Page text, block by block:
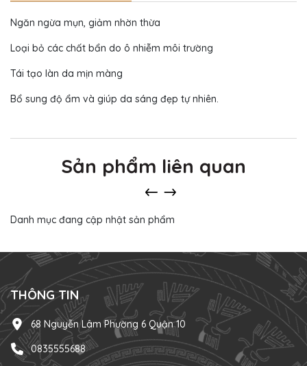
Ngăn ngừa mụn, giảm nhờn thừa
Loại bỏ các chất bẩn do ô nhiễm môi trường
Tái tạo làn da mịn màng
Bổ sung độ ẩm và giúp da sáng đẹp tự nhiên.
Sản phẩm liên quan
Danh mục đang cập nhật sản phẩm
THÔNG TIN
68 Nguyễn Lâm Phường 6 Quận 10
0835555688